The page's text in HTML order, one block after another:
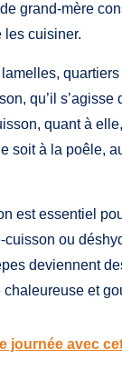
grand-mère
les cuisiner.
qu’il s’agisse
quant à
soit à la poêle,
est essentiel
ou
deviennent
et
journée avec